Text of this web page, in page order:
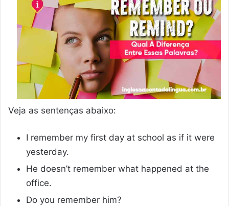
Veja as sentenças abaixo:
I remember my first day at school as if it were
yesterday.
He doesn’t remember what happened at the
office.
Do you remember him?